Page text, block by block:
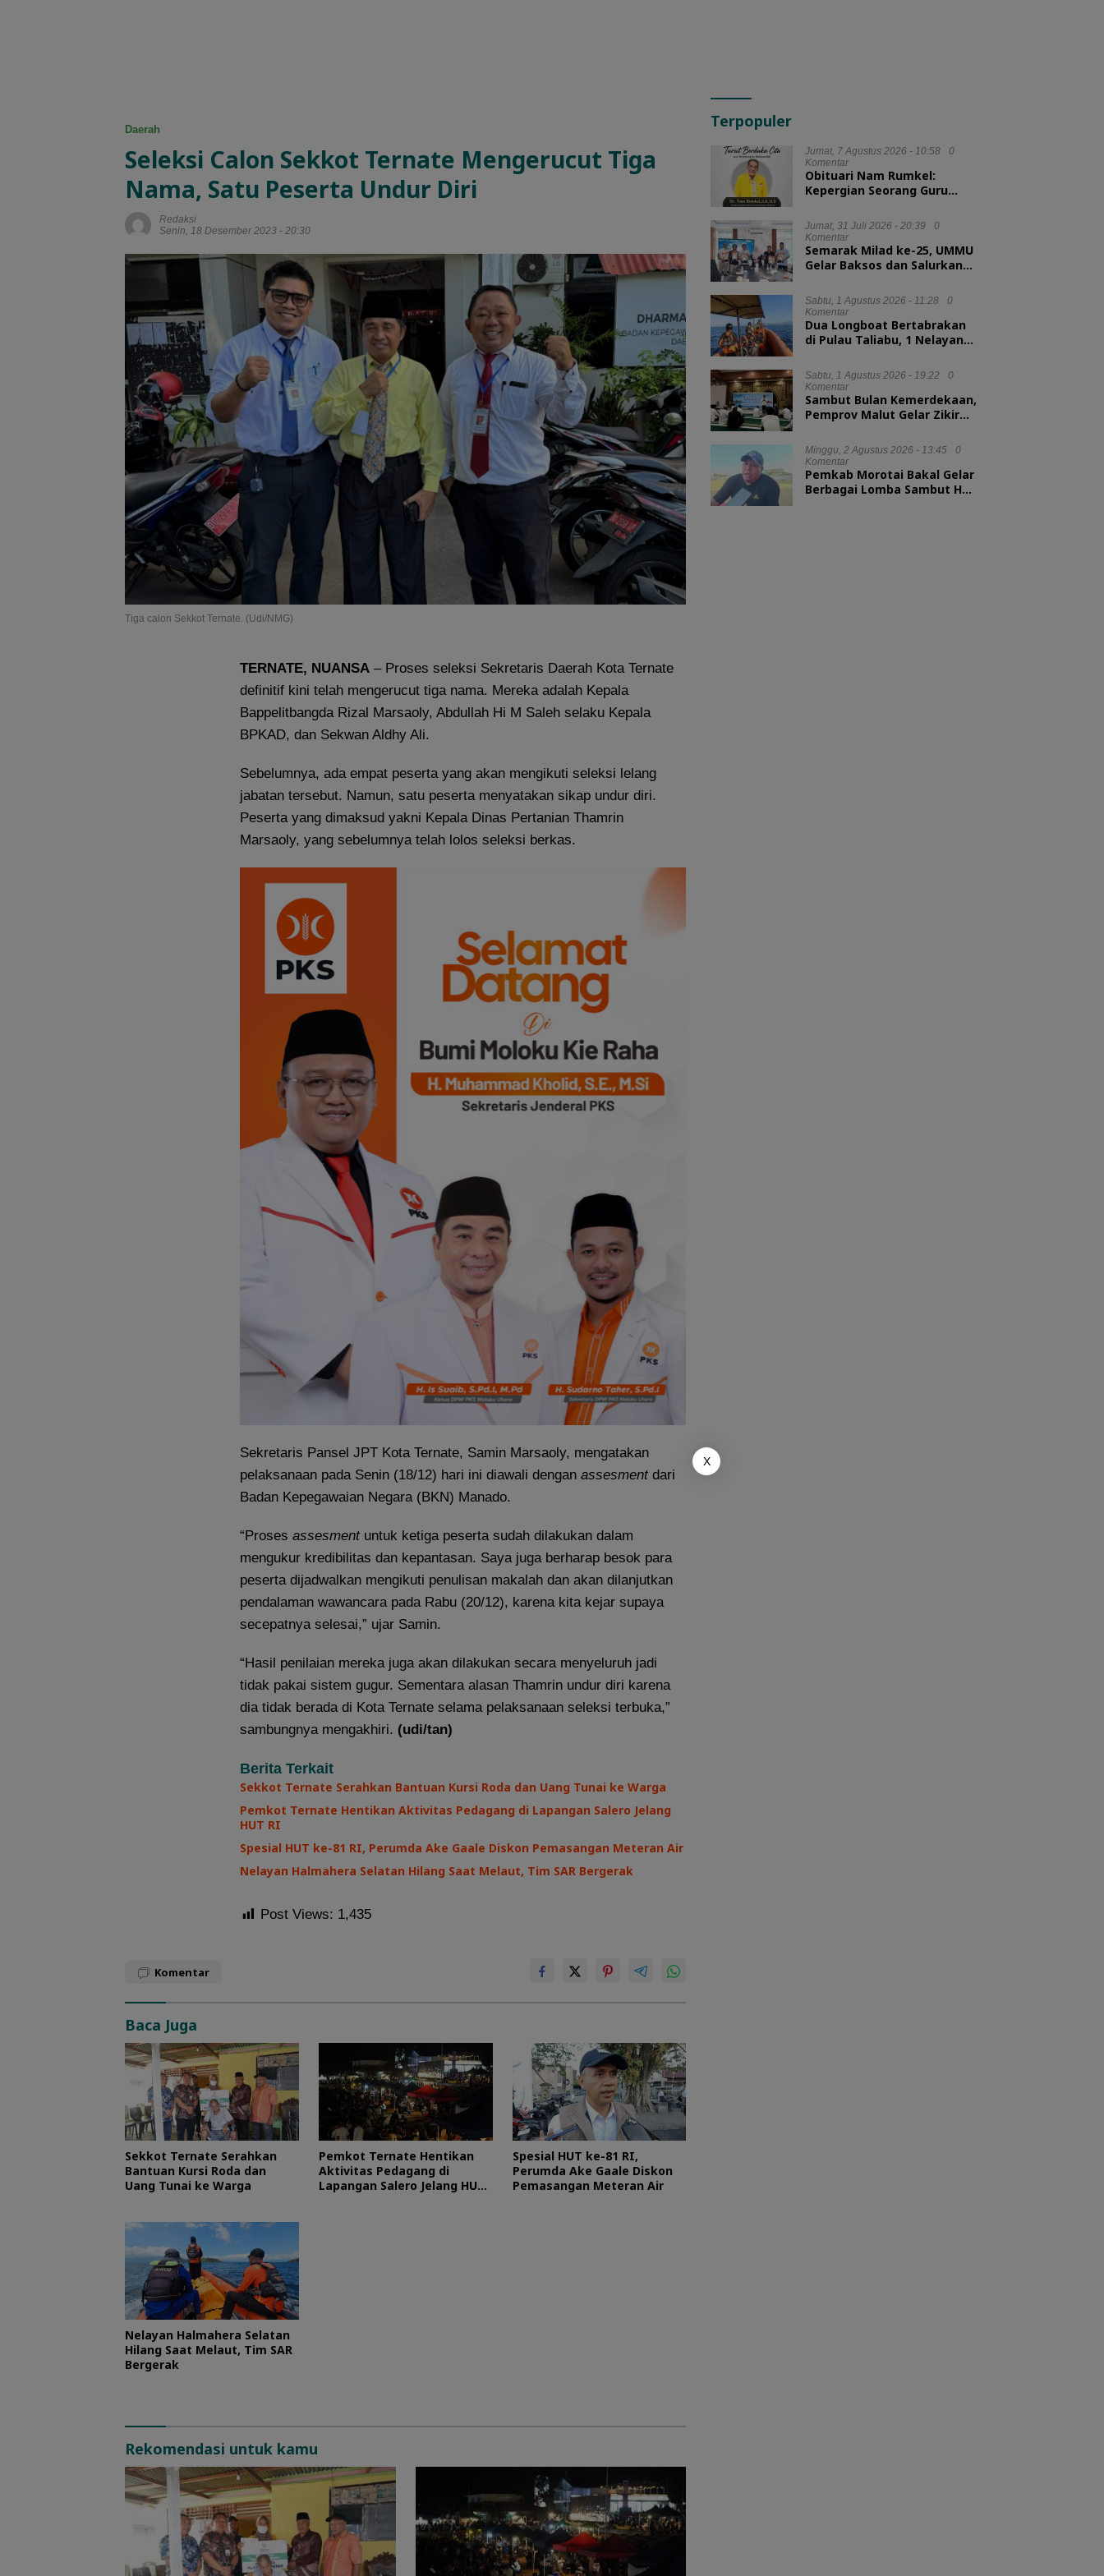
Daerah
Seleksi Calon Sekkot Ternate Mengerucut Tiga
Nama, Satu Peserta Undur Diri
Redaksi
Senin, 18 Desember 2023 - 20:30
Tiga calon Sekkot Ternate. (Udi/NMG)
TERNATE, NUANSA – Proses seleksi Sekretaris Daerah Kota Ternate
definitif kini telah mengerucut tiga nama. Mereka adalah Kepala
Bappelitbangda Rizal Marsaoly, Abdullah Hi M Saleh selaku Kepala
BPKAD, dan Sekwan Aldhy Ali.
Sebelumnya, ada empat peserta yang akan mengikuti seleksi lelang
jabatan tersebut. Namun, satu peserta menyatakan sikap undur diri.
Peserta yang dimaksud yakni Kepala Dinas Pertanian Thamrin
Marsaoly, yang sebelumnya telah lolos seleksi berkas.
Sekretaris Pansel JPT Kota Ternate, Samin Marsaoly, mengatakan
pelaksanaan pada Senin (18/12) hari ini diawali dengan assesmentdari
Badan Kepegawaian Negara (BKN) Manado.
“Proses assesmentuntuk ketiga peserta sudah dilakukan dalam
mengukur kredibilitas dan kepantasan. Saya juga berharap besok para
peserta dijadwalkan mengikuti penulisan makalah dan akan dilanjutkan
pendalaman wawancara pada Rabu (20/12), karena kita kejar supaya
secepatnya selesai,” ujar Samin.
“Hasil penilaian mereka juga akan dilakukan secara menyeluruh jadi
tidak pakai sistem gugur. Sementara alasan Thamrin undur diri karena
dia tidak berada di Kota Ternate selama pelaksanaan seleksi terbuka,”
sambungnya mengakhiri. (udi/tan)
Berita Terkait
Sekkot Ternate Serahkan Bantuan Kursi Roda dan Uang Tunai ke Warga
Pemkot Ternate Hentikan Aktivitas Pedagang di Lapangan Salero Jelang
HUT RI
Spesial HUT ke-81 RI, Perumda Ake Gaale Diskon Pemasangan Meteran Air
Nelayan Halmahera Selatan Hilang Saat Melaut, Tim SAR Bergerak
Post Views: 1,435
Komentar
Baca Juga
Sekkot Ternate Serahkan
Bantuan Kursi Roda dan
Uang Tunai ke Warga
Pemkot Ternate Hentikan
Aktivitas Pedagang di
Lapangan Salero Jelang HUT
Spesial HUT ke-81 RI,
Perumda Ake Gaale Diskon
Pemasangan Meteran Air
Nelayan Halmahera Selatan
Hilang Saat Melaut, Tim SAR
Bergerak
Rekomendasi untuk kamu
Terpopuler
Jumat, 7 Agustus 2026 - 10:58
0
Komentar
Obituari Nam Rumkel:
Kepergian Seorang Guru
Kesederhanaan
Jumat, 31 Juli 2026 - 20:39
0
Komentar
Semarak Milad ke-25, UMMU
Gelar Baksos dan Salurkan
Mahasiswa Kurang Mampu
Sabtu, 1 Agustus 2026 - 11:28
0
Komentar
Dua Longboat Bertabrakan
di Pulau Taliabu, 1 Nelayan
Sabtu, 1 Agustus 2026 - 19:22
0
Komentar
Sambut Bulan Kemerdekaan,
Pemprov Malut Gelar Zikir
Minggu, 2 Agustus 2026 - 13:45
0
Komentar
Pemkab Morotai Bakal Gelar
Berbagai Lomba Sambut HUT
X